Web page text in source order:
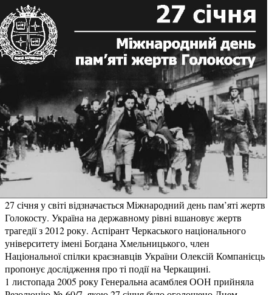
27 січня у світі відзначається Міжнародний день пам’яті жертв
Голокосту. Україна на державному рівні вшановує жертв
трагедії з 2012 року. Аспірант Черкаського національного
університету імені Богдана Хмельницького, член
Національної спілки краєзнавців України Олексій Компанієць
пропонує дослідження про ті події на Черкащині.
1 листопада 2005 року Генеральна асамблея ООН прийняла